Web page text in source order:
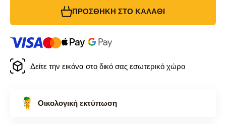
ΠΡΟΣΘΉΚΗ ΣΤΟ ΚΑΛΆΘΙ
Δείτε την εικόνα στο δικό σας εσωτερικό χώρο
Οικολογική εκτύπωση